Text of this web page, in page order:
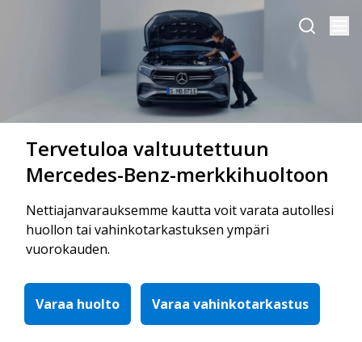
Tervetuloa valtuutettuun
Mercedes-Benz-merkkihuoltoon
Nettiajanvarauksemme kautta voit varata autollesi
huollon tai vahinkotarkastuksen ympäri
vuorokauden.
Varaa huolto Varaa vahinkotarkastus